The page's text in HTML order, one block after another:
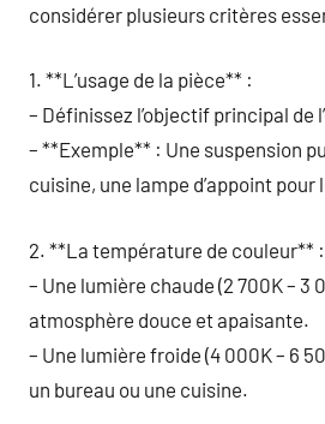
considérer plusieurs critères
1. **L’usage de la pièce** :
– Définissez l’objectif principal de
– **Exemple** : Une suspension
cuisine, une lampe d’appoint pour
2. **La température de couleur** :
– Une lumière chaude (2 700K – 3
atmosphère douce et apaisante.
– Une lumière froide (4 000K – 6
un bureau ou une cuisine.